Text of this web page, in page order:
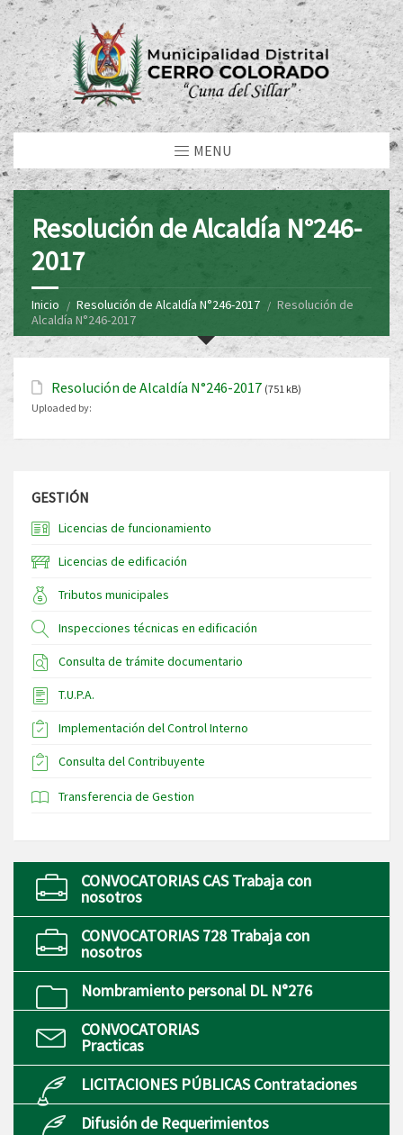
MENU
Resolución de Alcaldía N°246-
2017
Inicio Resolución de Alcaldía N°246-2017
Resolución de
Alcaldía N°246-2017
Resolución de Alcaldía N°246-2017 (751 kB)
Uploaded by:
GESTIÓN
Licencias de funcionamiento
Licencias de edificación
Tributos municipales
Inspecciones técnicas en edificación
Consulta de trámite documentario
T.U.P.A.
Implementación del Control Interno
Consulta del Contribuyente
Transferencia de Gestion
CONVOCATORIAS CAS Trabaja con
nosotros
CONVOCATORIAS 728 Trabaja con
nosotros
Nombramiento personal DL N°276
CONVOCATORIAS
Practicas
LICITACIONES PÚBLICAS Contrataciones
Difusión de Requerimientos